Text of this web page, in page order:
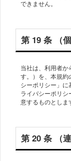
第 19 条 （
当社は、利⽤者か
す。）を、本規約
シーポリシー」
ライバシーポリ
第 20 条 （